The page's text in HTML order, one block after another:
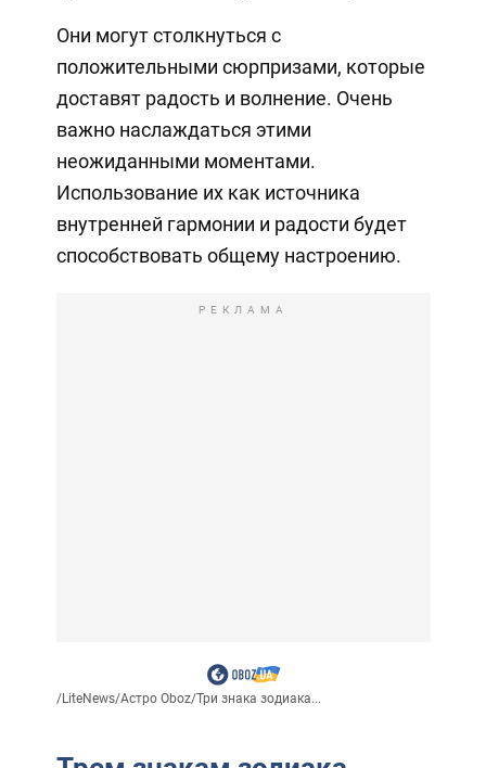
Они могут столкнуться с
положительными сюрпризами, которые
доставят радость и волнение. Очень
важно наслаждаться этими
неожиданными моментами.
Использование их как источника
внутренней гармонии и радости будет
способствовать общему настроению.
РЕКЛАМА
/LiteNews/Астро Oboz/Три знака зодиака...